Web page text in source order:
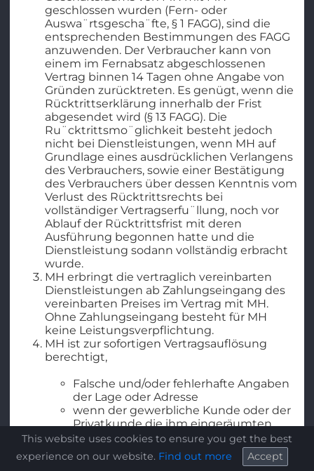
geschlossen wurden (Fern- oder
Auswa¨rtsgescha¨fte, § 1 FAGG), sind die
entsprechenden Bestimmungen des FAGG
anzuwenden. Der Verbraucher kann von
einem im Fernabsatz abgeschlossenen
Vertrag binnen 14 Tagen ohne Angabe von
Gründen zurücktreten. Es genügt, wenn die
Rücktrittserklärung innerhalb der Frist
abgesendet wird (§ 13 FAGG). Die
Ru¨cktrittsmo¨glichkeit besteht jedoch
nicht bei Dienstleistungen, wenn MH auf
Grundlage eines ausdrücklichen Verlangens
des Verbrauchers, sowie einer Bestätigung
des Verbrauchers über dessen Kenntnis vom
Verlust des Rücktrittsrechts bei
vollständiger Vertragserfu¨llung, noch vor
Ablauf der Rücktrittsfrist mit deren
Ausführung begonnen hatte und die
Dienstleistung sodann vollständig erbracht
wurde.
MH erbringt die vertraglich vereinbarten
Dienstleistungen ab Zahlungseingang des
vereinbarten Preises im Vertrag mit MH.
Ohne Zahlungseingang besteht für MH
keine Leistungsverpflichtung.
MH ist zur sofortigen Vertragsauflösung
berechtigt,
Falsche und/oder fehlerhafte Angaben
der Lage oder Adresse
wenn der gewerbliche Kunde oder der
Privatkunde die ihm eingeräumten
Befugnisse rechts- oder vertragswidrig
wenn der gewerbliche Kunde oder der
This website uses cookies to ensure you get the best
experience on our website. Find out more Accept